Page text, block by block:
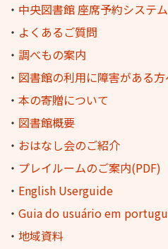
・ 中央図書館 座席予約システム
・ よくあるご質問
・ 調べもの案内
・ 図書館の利用に障害がある方
・ 本の寄贈について
・ 図書館概要
・ おはなし会のご紹介
・ プレイルームのご案内(PDF)
・ English Userguide
・ Guia do usuário em
・ 地域資料